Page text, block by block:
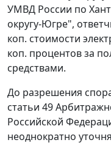
УМВД России по
округу-Югре",
коп. стоимости
коп. процентов за
средствами.
До разрешения
статьи 49
Российской
неоднократно